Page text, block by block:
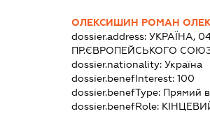
ОЛЕКСИШИН РОМАН
dossier.address: УКРАЇНА,
ПР.ЄВРОПЕЙСЬКОГО
dossier.nationality: Україна
dossier.benefInterest: 100
dossier.benefType: Прямий
dossier.benefRole: